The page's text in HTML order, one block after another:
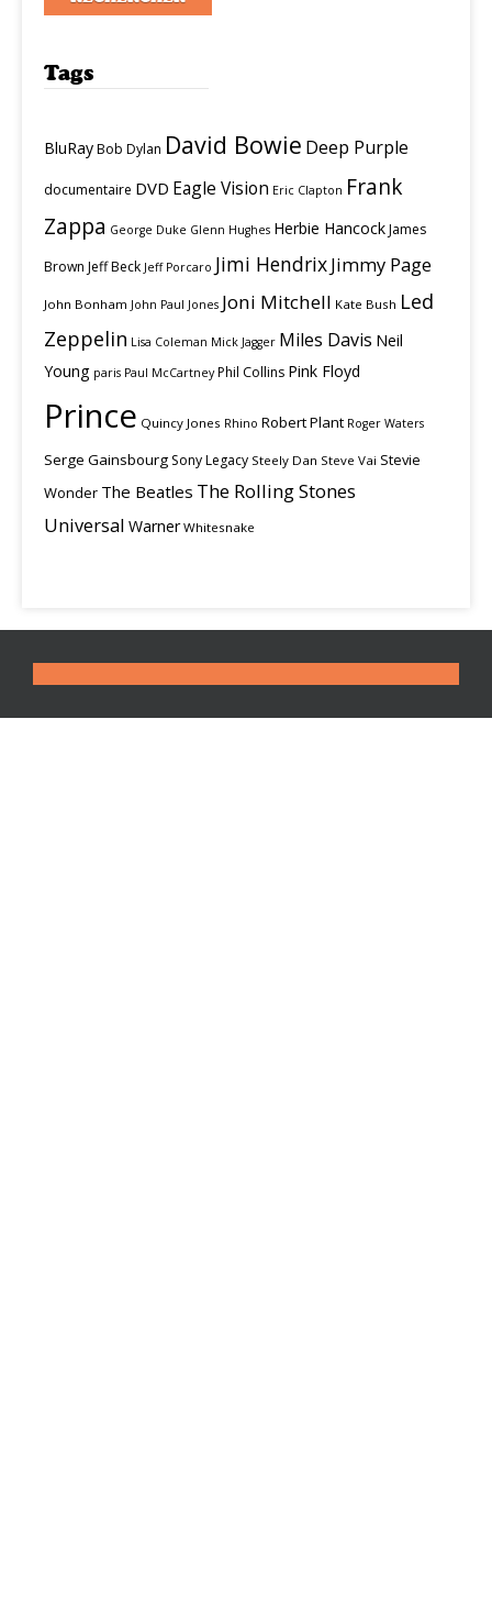
Tags
BluRayBob Dylan David Bowie Deep Purple
documentaire DVD Eagle Vision Eric Clapton Frank
Zappa George Duke Glenn Hughes Herbie HancockJames
Brown Jeff Beck Jeff Porcaro Jimi HendrixJimmy Page
John Bonham John Paul Jones Joni Mitchell Kate Bush Led
Zeppelin Lisa Coleman Mick Jagger Miles Davis Neil
Young paris Paul McCartney Phil Collins Pink Floyd
Prince Quincy Jones Rhino Robert Plant Roger Waters
Serge Gainsbourg Sony Legacy Steely Dan Steve Vai Stevie
Wonder The Beatles The Rolling Stones
Universal Warner Whitesnake